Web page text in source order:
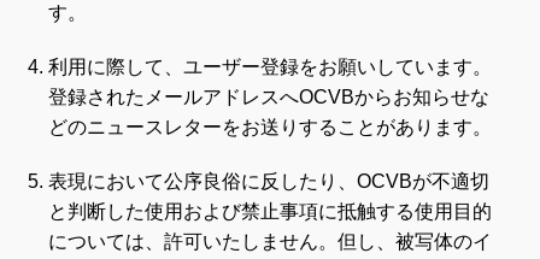
す。
利用に際して、ユーザー登録をお願いしています。
登録されたメールアドレスへOCVBからお知らせな
どのニュースレターをお送りすることがあります。
表現において公序良俗に反したり、OCVBが不適切
と判断した使用および禁止事項に抵触する使用目的
については、許可いたしません。但し、被写体のイ